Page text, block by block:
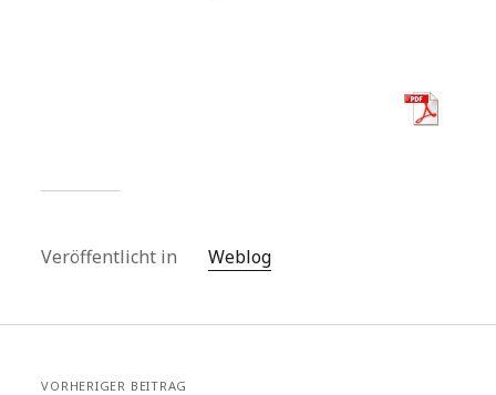
Veröffentlicht in Weblog
VORHERIGER BEITRAG